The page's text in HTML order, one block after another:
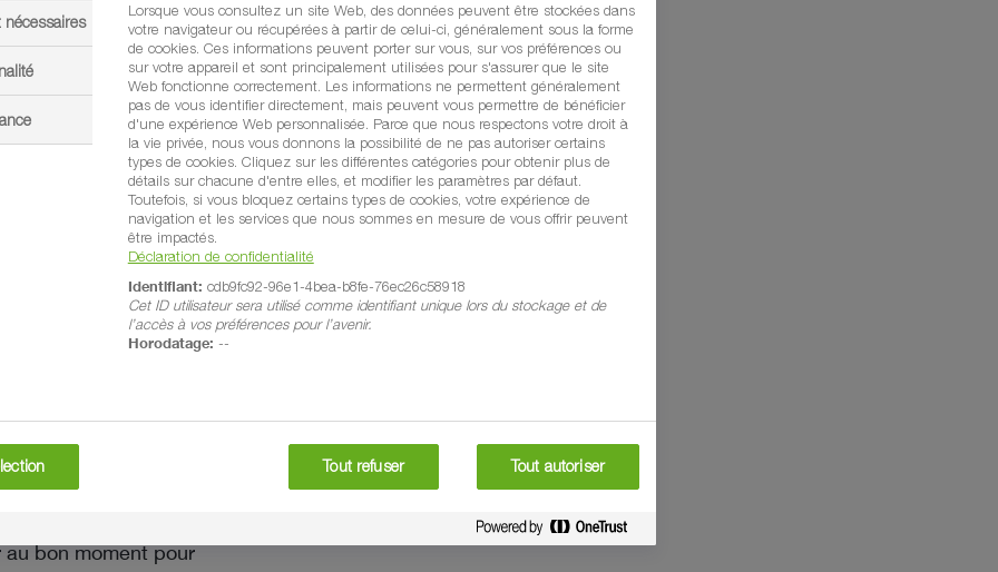
protection
à la
et terricoles, et
s’agit des larves
de ces
bon moment pour
nécessaires
Lorsque vous consultez un site Web, des données peuvent être stockées dans
votre navigateur ou récupérées à partir de celui-ci, généralement sous la forme
de cookies. Ces informations peuvent porter sur vous, sur vos préférences ou
sur votre appareil et sont principalement utilisées pour s'assurer que le site
Web fonctionne correctement. Les informations ne permettent généralement
pas de vous identifier directement, mais peuvent vous permettre de bénéficier
d'une expérience Web personnalisée. Parce que nous respectons votre droit à
la vie privée, nous vous donnons la possibilité de ne pas autoriser certains
types de cookies. Cliquez sur les différentes catégories pour obtenir plus de
détails sur chacune d'entre elles, et modifier les paramètres par défaut.
Toutefois, si vous bloquez certains types de cookies, votre expérience de
navigation et les services que nous sommes en mesure de vous offrir peuvent
être impactés.
Déclaration de confidentialité
Identifiant: cdb9fc92-96e1-4bea-b8fe-76ec26c58918
Cet ID utilisateur sera utilisé comme identifiant unique lors du stockage et de
l’accès à vos préférences pour l’avenir.
Horodatage: --
Tout refuser Tout autoriser